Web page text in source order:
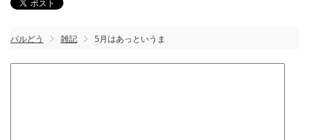
パルどう 雑記 5月はあっというま